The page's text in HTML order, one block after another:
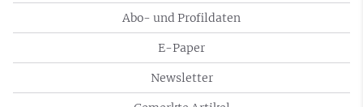
Abo- und Profildaten
E-Paper
Newsletter